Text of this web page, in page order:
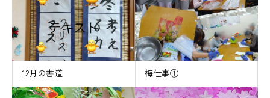
12月の書道 梅仕事①